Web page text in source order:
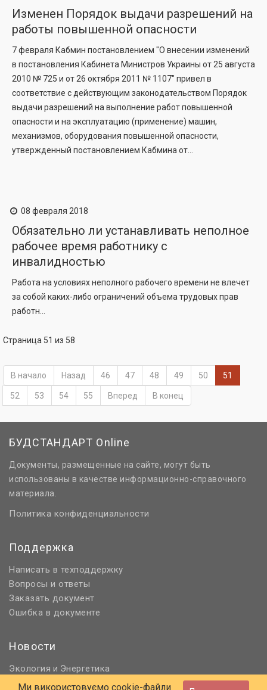
Изменен Порядок выдачи разрешений на
работы повышенной опасности
7 февраля Кабмин постановлением "О внесении изменений
в постановления Кабинета Министров Украины от 25 августа
2010 № 725 и от 26 октября 2011 № 1107" привел в
соответствие с действующим законодательством Порядок
выдачи разрешений на выполнение работ повышенной
опасности и на эксплуатацию (применение) машин,
механизмов, оборудования повышенной опасности,
утвержденный постановлением Кабмина от...
08 февраля 2018
Обязательно ли устанавливать неполное
рабочее время работнику с
инвалидностью
Работа на условиях неполного рабочего времени не влечет
за собой каких-либо ограничений объема трудовых прав
работн...
Страница 51 из 58
В начало Назад 46 47 48 49 50 51
52 53 54 55 Вперед В конец
БУДСТАНДАРТ Online
Документы, размещенные на сайте, могут быть
использованы в качестве информационно-справочного
материала.
Политика конфиденциальности
Поддержка
Написать в техподдержку
Вопросы и ответы
Заказать документ
Ошибка в документе
Новости
Экология и Энергетика
Нормативное регулирование
Ми використовуємо cookie-файли